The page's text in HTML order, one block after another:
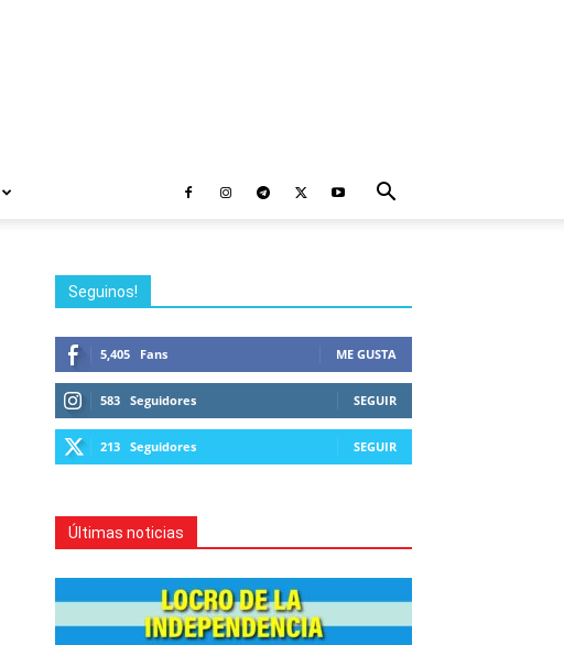
Seguinos!
5,405 Fans ME GUSTA
583 Seguidores SEGUIR
213 Seguidores SEGUIR
Últimas noticias